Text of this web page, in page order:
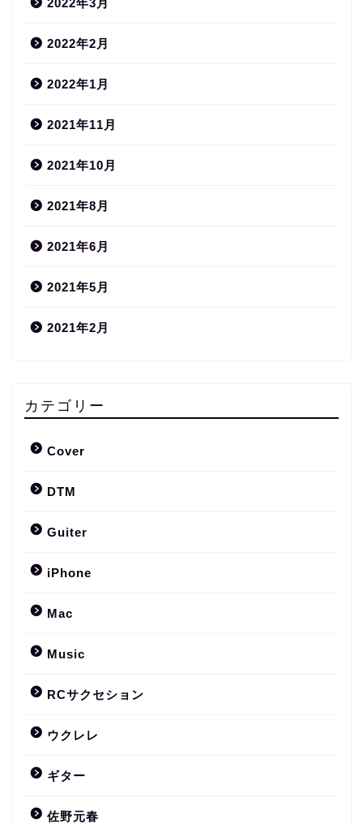
2022年2月
2022年1月
2021年11月
2021年10月
2021年8月
2021年6月
2021年5月
2021年2月
カテゴリー
Cover
DTM
Guiter
iPhone
Mac
Music
RCサクセション
ウクレレ
ギター
佐野元春